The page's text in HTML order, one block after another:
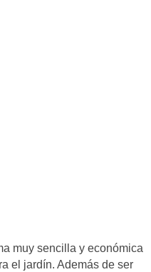
muy sencilla y económica
el jardín. Además de ser